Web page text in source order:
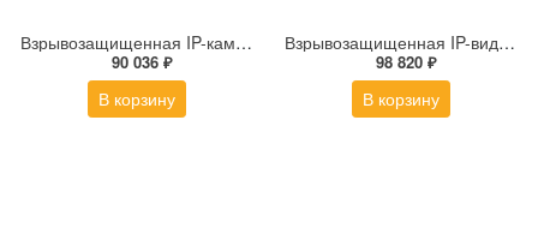
Взрывозащищенная IP-камера Релион Релион-Exd-Н-150-ИК-IP2Мп2.8mm-220-С-TR
90 036 ₽
В корзину
Взрывозащищенная IP-видеокамера Релион Релион-Exd-Н-100-ИК-IP5Мп2.8mm-PoE-МК-TR
98 820 ₽
В корзину